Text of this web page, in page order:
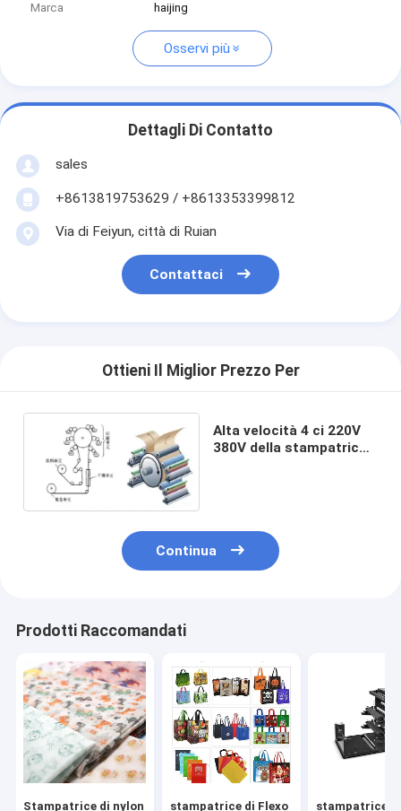
Marca
haijing
Osservi più
Dettagli Di Contatto
sales
+8613819753629 / +8613353399812
Via di Feiyun, città di Ruian
Contattaci
Ottieni Il Miglior Prezzo Per
Alta velocità 4 ci 220V
380V della stampatrice
Continua
Prodotti Raccomandati
Stampatrice di nylon stampatrice di Flexo stampatrice